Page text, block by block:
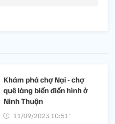
Khám phá chợ Nại - chợ
quê làng biển điển hình ở
Ninh Thuận
11/09/2023 10:51’